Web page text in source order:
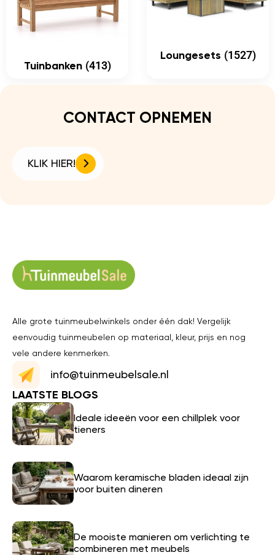
Tuinbanken (413)
Loungesets (1527)
CONTACT OPNEMEN
KLIK HIER!
Alle grote tuinmeubelwinkels onder één dak! Vergelijk
eenvoudig tuinmeubelen op materiaal, kleur, prijs en nog
vele andere kenmerken.
info@tuinmeubelsale.nl
LAATSTE BLOGS
Ideale ideeën voor een chillplek voor
tieners
Waarom keramische bladen ideaal zijn
voor buiten dineren
De mooiste manieren om verlichting te
combineren met meubels